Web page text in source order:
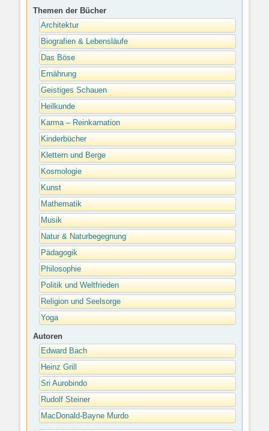
Themen der Bücher
Architektur
Biografien & Lebensläufe
Das Böse
Ernährung
Geistiges Schauen
Heilkunde
Karma – Reinkarnation
Kinderbücher
Klettern und Berge
Kosmologie
Kunst
Mathematik
Musik
Natur & Naturbegegnung
Pädagogik
Philosophie
Politik und Weltfrieden
Religion und Seelsorge
Yoga
Autoren
Edward Bach
Heinz Grill
Sri Aurobindo
Rudolf Steiner
MacDonald-Bayne Murdo